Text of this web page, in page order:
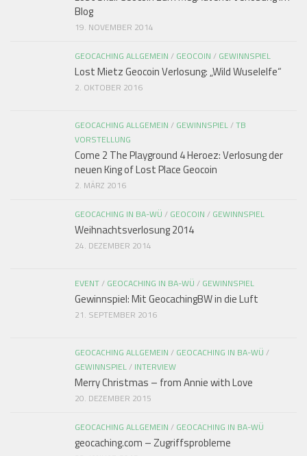
Blog
19. NOVEMBER 2014
GEOCACHING ALLGEMEIN / GEOCOIN / GEWINNSPIEL
Lost Mietz Geocoin Verlosung: „Wild Wuselelfe“
2. OKTOBER 2016
GEOCACHING ALLGEMEIN / GEWINNSPIEL/TB
VORSTELLUNG
Come 2 The Playground 4 Heroez: Verlosung der
neuen King of Lost Place Geocoin
2. MÄRZ 2016
GEOCACHING IN BA-WÜ / GEOCOIN / GEWINNSPIEL
Weihnachtsverlosung 2014
24. DEZEMBER 2014
EVENT/ GEOCACHING IN BA-WÜ / GEWINNSPIEL
Gewinnspiel: Mit GeocachingBW in die Luft
21. SEPTEMBER 2016
GEOCACHING ALLGEMEIN / GEOCACHING IN BA-WÜ /
GEWINNSPIEL/ INTERVIEW
Merry Christmas – from Annie with Love
20. DEZEMBER 2015
GEOCACHING ALLGEMEIN / GEOCACHING IN BA-WÜ
geocaching.com – Zugriffsprobleme